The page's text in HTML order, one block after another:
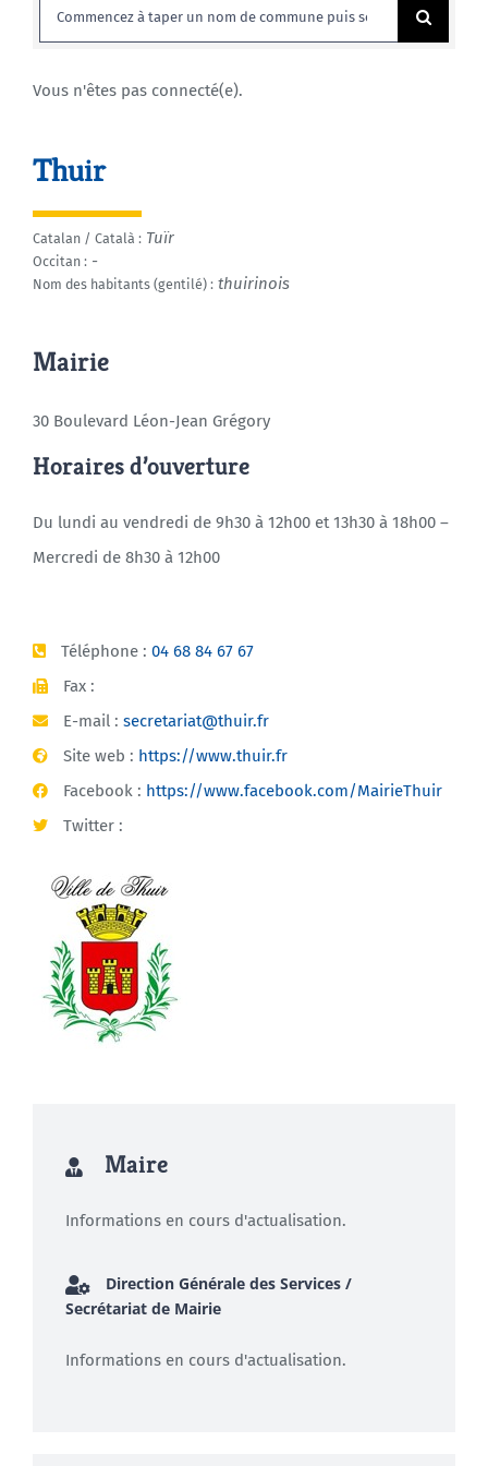
Rechercher:
Vous n'êtes pas connecté(e).
Thuir
Catalan / Català : Tuïr
Occitan : -
Nom des habitants (gentilé) : thuirinois
Mairie
30 Boulevard Léon-Jean Grégory
Horaires d’ouverture
Du lundi au vendredi de 9h30 à 12h00 et 13h30 à 18h00 –
Mercredi de 8h30 à 12h00
Téléphone : 04 68 84 67 67
Fax :
E-mail : secretariat@thuir.fr
Site web : https://www.thuir.fr
Facebook : https://www.facebook.com/MairieThuir
Twitter :
Maire
Informations en cours d'actualisation.
Direction Générale des Services /
Secrétariat de Mairie
Informations en cours d'actualisation.